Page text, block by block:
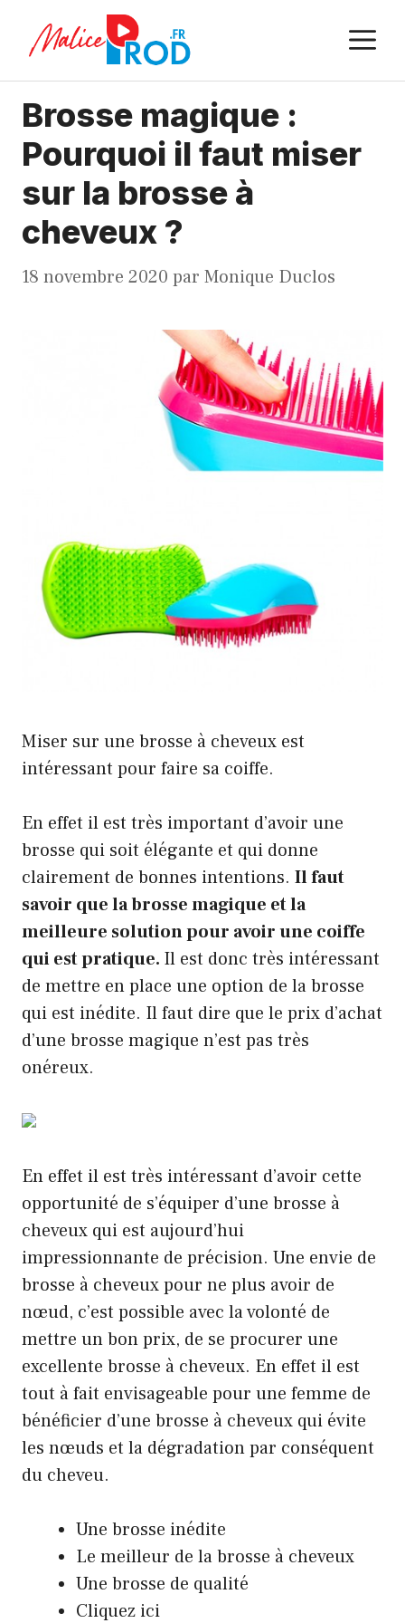
Brosse magique :
Pourquoi il faut miser
sur la brosse à
cheveux ?
18 novembre 2020 par Monique Duclos
Miser sur une brosse à cheveux est
intéressant pour faire sa coiffe.
En effet il est très important d’avoir une
brosse qui soit élégante et qui donne
clairement de bonnes intentions. Il faut
savoir que la brosse magique et la
meilleure solution pour avoir une coiffe
qui est pratique. Il est donc très intéressant
de mettre en place une option de la brosse
qui est inédite. Il faut dire que le prix d’achat
d’une brosse magique n’est pas très
onéreux.
En effet il est très intéressant d’avoir cette
opportunité de s’équiper d’une brosse à
cheveux qui est aujourd’hui
impressionnante de précision. Une envie de
brosse à cheveux pour ne plus avoir de
nœud, c’est possible avec la volonté de
mettre un bon prix, de se procurer une
excellente brosse à cheveux. En effet il est
tout à fait envisageable pour une femme de
bénéficier d’une brosse à cheveux qui évite
les nœuds et la dégradation par conséquent
du cheveu.
Une brosse inédite
Le meilleur de la brosse à cheveux
Une brosse de qualité
Cliquez ici